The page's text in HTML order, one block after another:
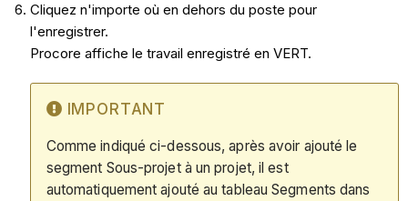
Cliquez n'importe où en dehors du poste pour
l'enregistrer.
Procore affiche le travail enregistré en VERT.
IMPORTANT
Comme indiqué ci-dessous, après avoir ajouté le
segment Sous-projet à un projet, il est
automatiquement ajouté au tableau Segments dans